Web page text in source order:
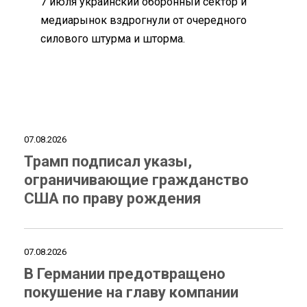
медиарынок вздрогнули от очередного
силового штурма и шторма.
07.08.2026
Трамп подписал указы,
ограничивающие гражданство
США по праву рождения
07.08.2026
В Германии предотвращено
покушение на главу компании